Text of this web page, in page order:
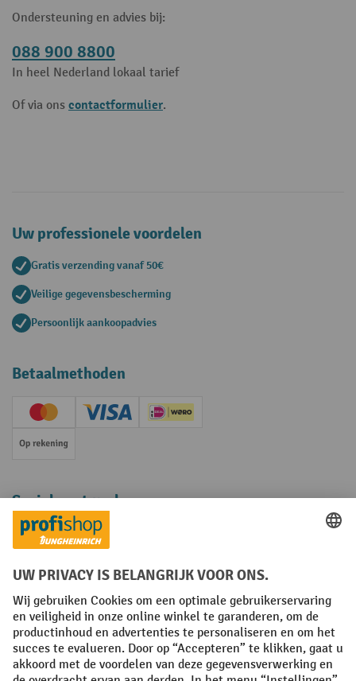
Ondersteuning en advies bij:
088 900 8800
In heel Nederland lokaal tarief
Of via ons contactformulier.
Uw professionele voordelen
Gratis verzending vanaf 50€
Veilige gegevensbescherming
Persoonlijk aankoopadvies
Betaalmethoden
Creditcard (Master)Creditcard (Visa)iDEAL | Wero
Op rekening
Sociale netwerken
Facebook
YouTube
LinkedInInstagram
Algemene leveringsvoorwaarden Copyright
Privacyverklaring Privacy Instellingen